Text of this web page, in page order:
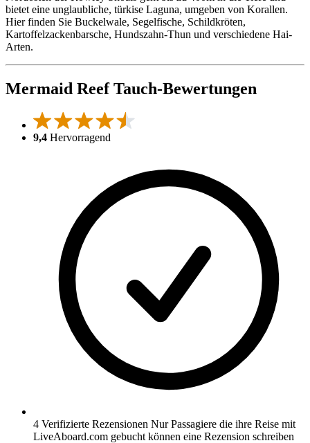
bietet eine unglaubliche, türkise Laguna, umgeben von Korallen.
Hier finden Sie Buckelwale, Segelfische, Schildkröten,
Kartoffelzackenbarsche, Hundszahn-Thun und verschiedene Hai-
Arten.
Mermaid Reef Tauch-Bewertungen
9,4 Hervorragend
4 Verifizierte Rezensionen Nur Passagiere die ihre Reise mit
LiveAboard.com gebucht können eine Rezension schreiben